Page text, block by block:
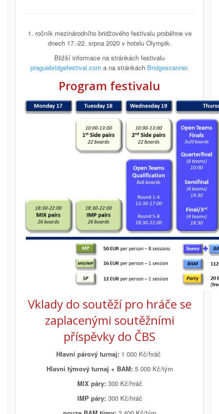
1. ročník mezinárodního bridžového festivalu proběhne ve
dnech 17.-22. srpna 2020 v hotelu Olympik.
Bližší informace na stránkách festivalu
praguebridgefestival.com a na stránkách Bridgescanner.
Program festivalu
Vklady do soutěží pro hráče se
zaplacenými soutěžními
příspěvky do ČBS
Hlavní párový turnaj: 1 000 Kč/hráč
Hlavní týmový turnaj + BAM:5 000 Kč/tým
MIX páry:300 Kč/hráč
IMP páry: 300 Kč/hráč